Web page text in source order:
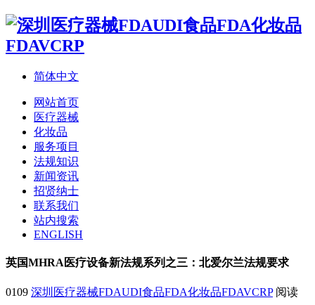
简体中文
网站首页
医疗器械
化妆品
服务项目
法规知识
新闻资讯
招贤纳士
联系我们
站内搜索
ENGLISH
英国MHRA医疗设备新法规系列之三：北爱尔兰法规要求
0109 深圳医疗器械FDAUDI食品FDA化妆品FDAVCRP 阅读